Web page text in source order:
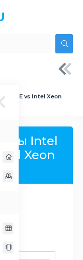
vs Intel Xeon
Intel
Xeon